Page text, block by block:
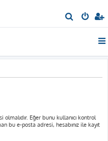
r
Eğer bunu kullanıcı kontrol
bu e-posta adresi, hesabınız ile kayıt